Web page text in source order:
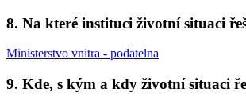
8. Na které instituci životní situaci
Ministerstvo vnitra - podatelna
9. Kde, s kým a kdy životní situaci